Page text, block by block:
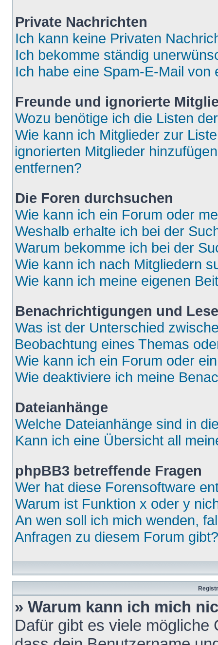
Private Nachrichten
Ich kann keine Privaten
Ich bekomme ständig
Ich habe eine Spam-E-Mail
Freunde und ignorierte
Wozu benötige ich die Listen
Wie kann ich Mitglieder zur
ignorierten Mitglieder
entfernen?
Die Foren durchsuchen
Wie kann ich ein Forum oder
Weshalb erhalte ich bei der
Warum bekomme ich bei der
Wie kann ich nach Mitgliedern
Wie kann ich meine eigenen
Benachrichtigungen und
Was ist der Unterschied
Beobachtung eines Themas
Wie kann ich ein Forum oder
Wie deaktiviere ich meine
Dateianhänge
Welche Dateianhänge sind in
Kann ich eine Übersicht all
phpBB3 betreffende Fragen
Wer hat diese Forensoftware
Warum ist Funktion x oder y
An wen soll ich mich wenden,
Anfragen zu diesem Forum gibt?
» Warum kann ich mich
Dafür gibt es viele